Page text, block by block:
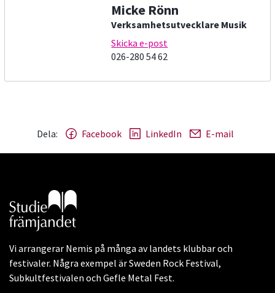
Micke Rönn
Verksamhetsutvecklare Musik
Skicka e-post
026-280 54 62
Dela: Facebook LinkedIn E-mail
Gå till studiefrämjandets startsida
Vi arrangerar Nemis på många av landets klubbar och
festivaler. Några exempel är Sweden Rock Festival,
Subkultfestivalen och Gefle Metal Fest.